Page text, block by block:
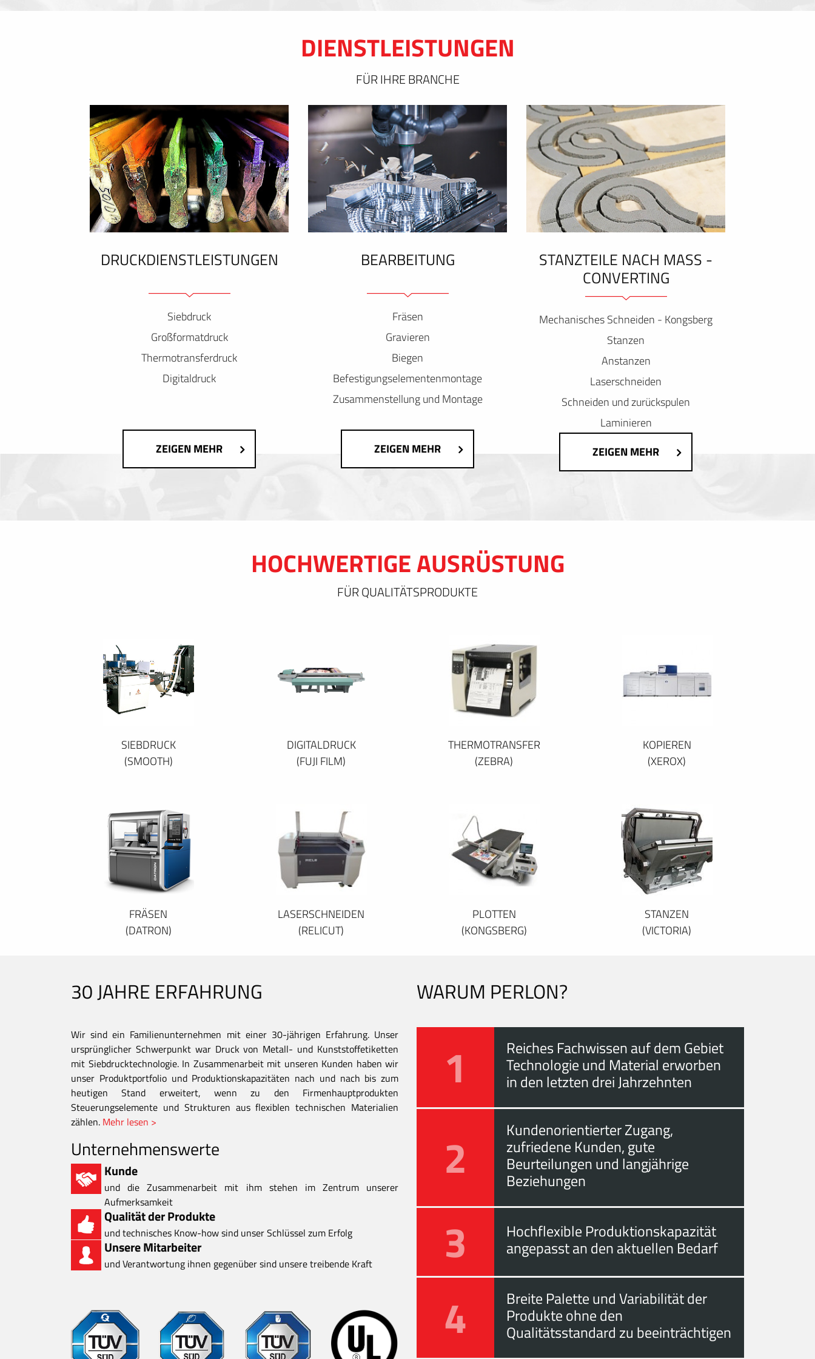
DIENSTLEISTUNGEN
FÜR IHRE BRANCHE
DRUCKDIENSTLEISTUNGEN
Siebdruck
Großformatdruck
Thermotransferdruck
Digitaldruck
ZEIGEN MEHR
BEARBEITUNG
Fräsen
Gravieren
Biegen
Befestigungselementenmontage
Zusammenstellung und Montage
ZEIGEN MEHR
STANZTEILE NACH MASS - C
ONVERTING
Mechanisches Schneiden - Kongsberg
Stanzen
Anstanzen
Laserschneiden
Schneiden und zurückspulen
Laminieren
ZEIGEN MEHR
HOCHWERTIGE AUSRÜSTUNG
FÜR QUALITÄTSPRODUKTE
SIEBDRUCK
(SMOOTH)
DIGITALDRUCK
(FUJI FILM)
THERMOTRANSFER
(ZEBRA)
KOPIEREN
(XEROX)
FRÄSEN
(DATRON)
LASERSCHNEIDEN
(RELICUT)
PLOTTEN
(KONGSBERG)
STANZEN
(VICTORIA)
30 JAHRE ERFAHRUNG
Wir sind ein Familienunternehmen mit einer 30-jährigen Erfahrung. Unser
ursprünglicher Schwerpunkt war Druck von Metall- und Kunststoffetiketten
mit Siebdrucktechnologie. In Zusammenarbeit mit unseren Kunden haben wir
unser Produktportfolio und Produktionskapazitäten nach und nach bis zum
heutigen Stand erweitert, wenn zu den Firmenhauptprodukten
Steuerungselemente und Strukturen aus flexiblen technischen Materialien
zählen. Mehr lesen >
Unternehmenswerte
Kunde
und die Zusammenarbeit mit ihm stehen im Zentrum unserer
Aufmerksamkeit
Qualität der Produkte
und technisches Know-how sind unser Schlüssel zum Erfolg
Unsere Mitarbeiter
und Verantwortung ihnen gegenüber sind unsere treibende Kraft
WARUM PERLON?
1 Reiches Fachwissen auf dem Gebiet
Technologie und Material erworben
in den letzten drei Jahrzehnten
2 Kundenorientierter Zugang,
zufriedene Kunden, gute
Beurteilungen und langjährige
Beziehungen
3 Hochflexible Produktionskapazität
angepasst an den aktuellen Bedarf
4 Breite Palette und Variabilität der
Produkte ohne den
Qualitätsstandard zu beeinträchtigen